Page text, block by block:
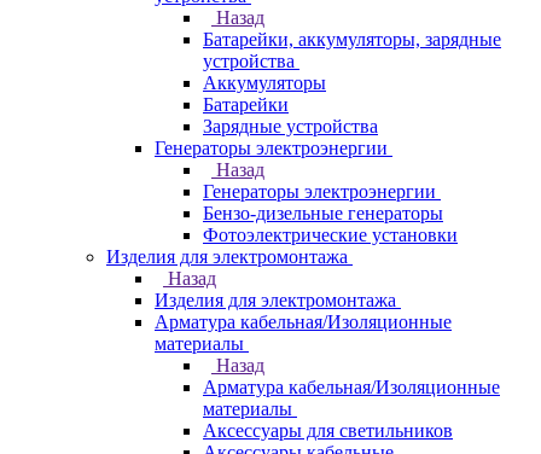
Назад
Батарейки, аккумуляторы, зарядные
устройства
Аккумуляторы
Батарейки
Зарядные устройства
Генераторы электроэнергии
Назад
Генераторы электроэнергии
Бензо-дизельные генераторы
Фотоэлектрические установки
Изделия для электромонтажа
Назад
Изделия для электромонтажа
Арматура кабельная/Изоляционные
материалы
Назад
Арматура кабельная/Изоляционные
материалы
Аксессуары для светильников